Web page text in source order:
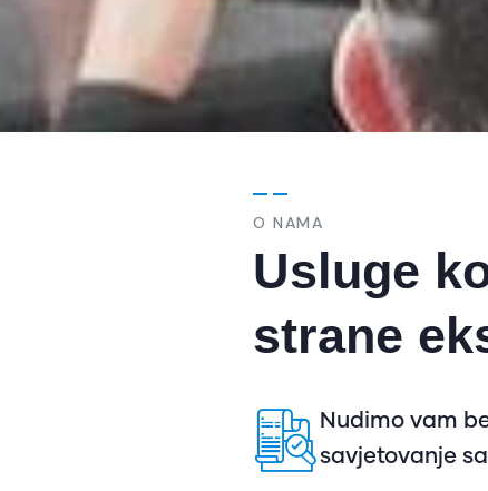
O NAMA
Usluge
strane
Nudimo vam
savjetovanje